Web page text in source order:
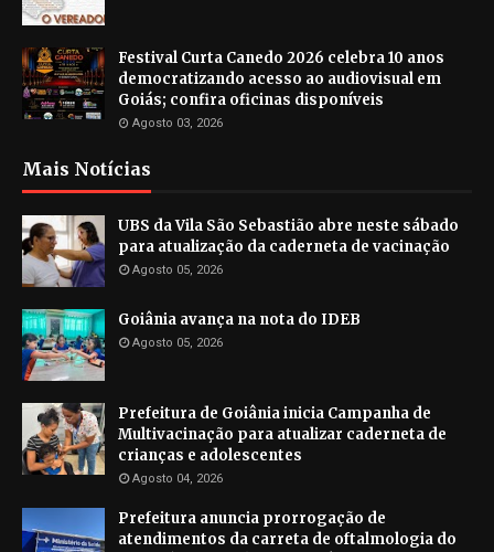
Festival Curta Canedo 2026 celebra 10 anos
democratizando acesso ao audiovisual em
Goiás; confira oficinas disponíveis
Agosto 03, 2026
Mais Notícias
UBS da Vila São Sebastião abre neste sábado
para atualização da caderneta de vacinação
Agosto 05, 2026
Goiânia avança na nota do IDEB
Agosto 05, 2026
Prefeitura de Goiânia inicia Campanha de
Multivacinação para atualizar caderneta de
crianças e adolescentes
Agosto 04, 2026
Prefeitura anuncia prorrogação de
atendimentos da carreta de oftalmologia do